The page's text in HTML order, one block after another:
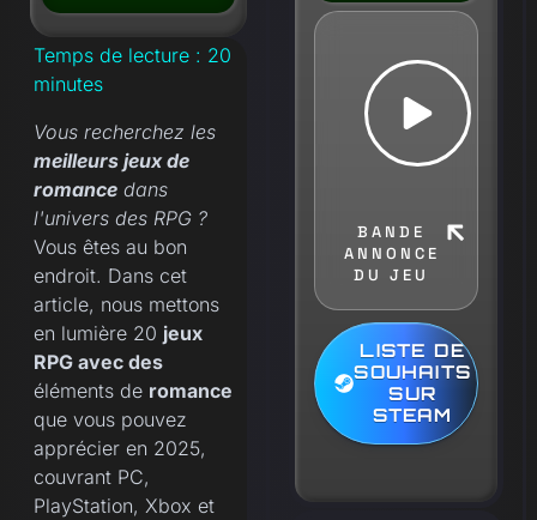
Temps de lecture : 20
minutes
Vous recherchez les
meilleurs jeux de
romance dans
l'univers des RPG ?
Vous êtes au bon
endroit. Dans cet
article, nous mettons
en lumière 20 jeux
RPG avec des
éléments de romance
que vous pouvez
apprécier en 2025,
couvrant PC,
PlayStation, Xbox et
BANDE
ANNONCE
DU JEU
LISTE DE
SOUHAITS
SUR
STEAM